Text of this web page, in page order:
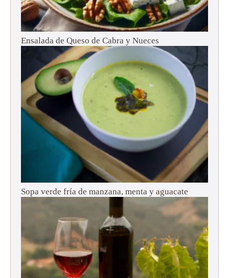
Ensalada de Queso de Cabra y Nueces
Sopa verde fría de manzana, menta y aguacate